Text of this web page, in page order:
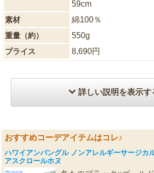
59cm
素材
綿100％
重量（約）
550g
プライス
8,690円
詳しい説明を表示す
おすすめコーデアイテムはコレ♪
ハワイアンバングル ノンアレルギーサージカ
アスクロールホヌ